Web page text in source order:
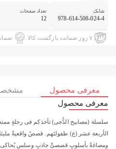
شابک
978-614-508-024-4
تعداد صفحات
12
۷ روز ضمانت بازگشت کالا
معرفی محصول
معرفی محصول
سلسلة (مصابیح الدُّجی) تأخذکم فی رحلةٍ
الأربعة عشر (ع) طفولتَهم. قصصٌ واقعیةٌ ملیئةٌ
ومصاغةٌ بأسلوبٍ قصصیٍّ جاذبٍ وسلسٍ یُحاکی